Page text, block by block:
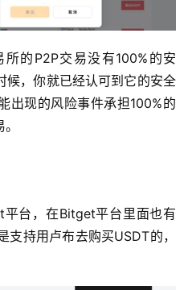
的P2P交易没有100%的安
候，你就已经认可到它的安全
出现的风险事件承担100%的
台，在Bitget平台里面也有
持用卢布去购买USDT的，